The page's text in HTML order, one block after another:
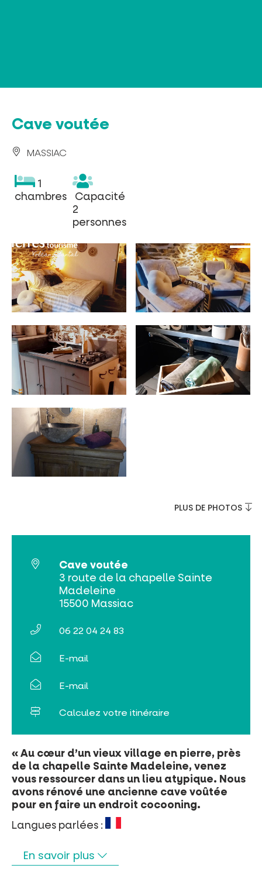
Rechercher
INCONTOURNABLES
PLEINE NATURE
VISITES ET SAVOIR-FAIRE
AGENDA
Cave voutée
MASSIAC
1
chambres
1
chambres
Capacité
2
personnes
Capacité
2
personnes
PLUS DE PHOTOS
« Au cœur d’un vieux village en pierre, près
de la chapelle Sainte Madeleine, venez
vous ressourcer dans un lieu atypique. Nous
avons rénové une ancienne cave voûtée
pour en faire un endroit cocooning.
Langues parlées :
En savoir plus
Cave voutée
3 route de la chapelle Sainte
Madeleine
15500 Massiac
06 22 04 24 83
E-mail
E-mail
Calculez votre itinéraire